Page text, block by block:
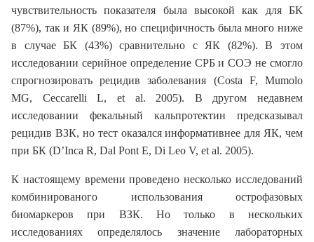
чувствительность показателя была высокой как для БК
(87%), так и ЯК (89%), но специфичность была много ниже
в случае БК (43%) сравнительно с ЯК (82%). В этом
исследовании серийное определение СРБ и СОЭ не смогло
спрогнозировать рецидив заболевания (Costa F, Mumolo
MG, Ceccarelli L, et al. 2005). В другом недавнем
исследовании фекальный кальпротектин предсказывал
рецидив ВЗК, но тест оказался информативнее для ЯК, чем
при БК (D’Inca R, Dal Pont E, Di Leo V, et al. 2005).
К настоящему времени проведено несколько исследований
комбинированого использования острофазовых
биомаркеров при ВЗК. Но только в нескольких
исследованиях определялось значение лабораторных